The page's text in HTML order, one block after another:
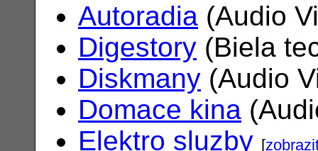
Autoradia (Audio
Digestory (Biela
Diskmany (Audio
Domace kina
Elektro sluzby [